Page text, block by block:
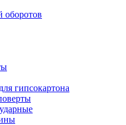
оборотов
гипсокартона